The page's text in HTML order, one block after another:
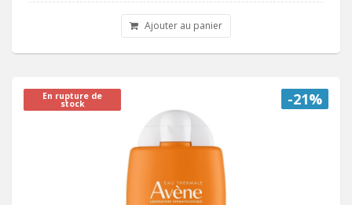
Ajouter au panier
En rupture de
stock -21%